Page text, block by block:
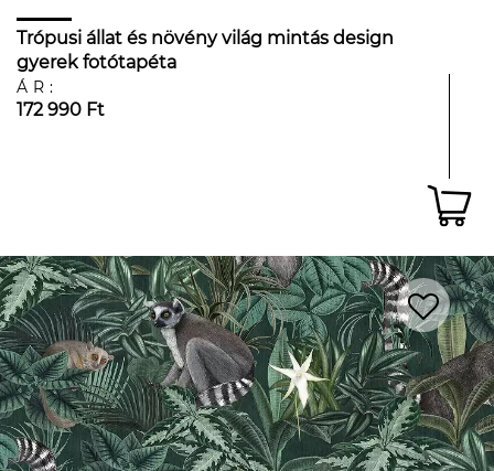
Trópusi állat és növény világ mintás design
gyerek fotótapéta
ÁR:
172 990 Ft